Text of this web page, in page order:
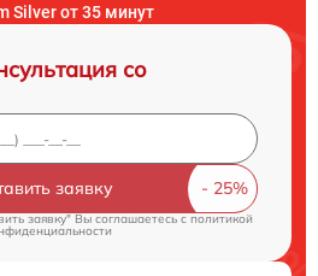
Silver от 35 минут
со
заявку
заявку" Вы соглашаетесь cполитикой